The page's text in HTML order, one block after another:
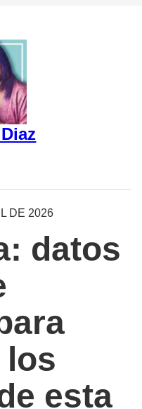
DE 2026
datos
los
esta